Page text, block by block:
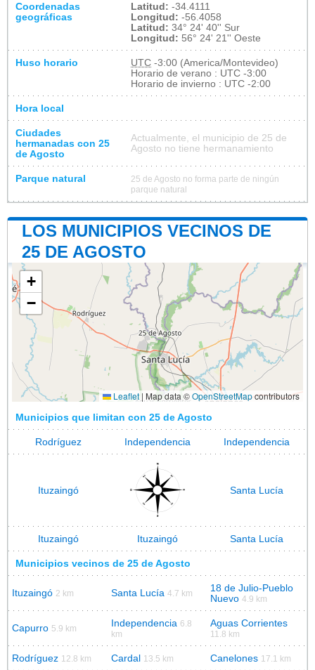
Coordenadas
geográficas
Latitud: -34.4111
Longitud: -56.4058
Latitud: 34° 24' 40'' Sur
Longitud: 56° 24' 21'' Oeste
Huso horario UTC -3:00 (America/Montevideo)
Horario de verano : UTC -3:00
Horario de invierno : UTC -2:00
Hora local
Ciudades
hermanadas con 25
de Agosto
Actualmente, el municipio de 25 de
Agosto no tiene hermanamiento
Parque natural
25 de Agosto no forma parte de ningún
parque natural
LOS MUNICIPIOS VECINOS DE
25 DE AGOSTO
+
−
Leaflet | Map data ©OpenStreetMapcontributors
Municipios que limitan con 25 de Agosto
Rodríguez Independencia Independencia
Ituzaingó Santa Lucía
Ituzaingó Ituzaingó Santa Lucía
Municipios vecinos de 25 de Agosto
Ituzaingó 2 km Santa Lucía 4.7 km
18 de Julio-Pueblo
Nuevo 4.9 km
Capurro 5.9 km Independencia 6.8
km
Aguas Corrientes
11.8 km
Rodríguez 12.8 km Cardal 13.5 km Canelones 17.1 km